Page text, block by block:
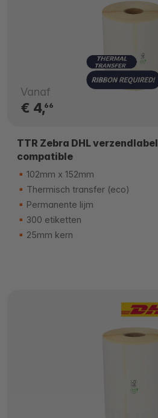
Vanaf
€ 4,66
TTR Zebra DHL verzendlabel
compatible
102mm x 152mm
Thermisch transfer (eco)
Permanente lijm
300 etiketten
25mm kern